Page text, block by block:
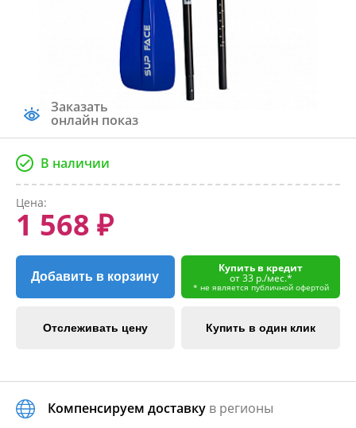
Заказать
онлайн показ
В наличии
Цена:
1 568 ₽
Добавить в корзину
Купить в кредит
от 33 р./мес.*
* не является публичной офертой
Отслеживать цену Купить в один клик
Компенсируем доставку в регионы